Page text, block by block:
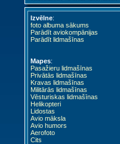
Izvēlne:
foto albuma sākums
Parādīt aviokompānijas
Parādīt lidmašīnas
Mapes:
Pasažieru lidmašīnas
Privātās lidmašīnas
Kravas lidmašīnas
Militārās lidmašīnas
Vēsturiskas lidmašīnas
Helikopteri
Lidostas
Avio māksla
Avio humors
Aerofoto
Cits